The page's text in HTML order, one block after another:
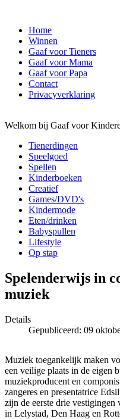
Home
Winnen
Gaaf voor Tieners
Gaaf voor Mama
Gaaf voor Papa
Contact
Privacyverklaring
Welkom bij Gaaf voor
Tienerdingen
Speelgoed
Spellen
Kinderboeken
Creatief
Games/DVD's
Kindermode
Eten/drinken
Babyspullen
Lifestyle
Op stap
Spelenderwijs in
muziek
Details
Gepubliceerd: 09
Muziek toegankelijk maken
een veilige plaats in de eigen
muziekproducent en
zangeres en presentatrice
zijn de eerste drie vestigingen
in Lelystad, Den Haag en